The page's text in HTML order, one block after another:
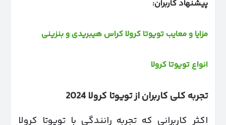
پیشنهاد کاربران:
مزایا و معایب تویوتا کرولا کراس هیبریدی و بنزینی
انواع تویوتا کرولا
تجربه کلی کاربران از تویوتا کرولا 2024
اکثر کاربرانی که تجربه رانندگی با تویوتا کرولا